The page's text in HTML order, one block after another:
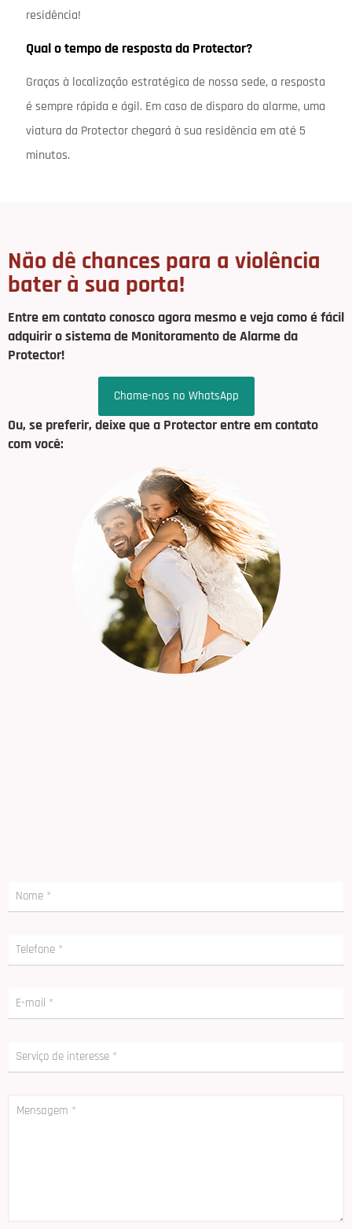
residência!
Qual o tempo de resposta da Protector?
Graças à localização estratégica de nossa sede, a resposta
é sempre rápida e ágil. Em caso de disparo do alarme, uma
viatura da Protector chegará à sua residência em até 5
minutos.
Não dê chances para a violência
bater à sua porta!
Entre em contato conosco agora mesmo e veja como é fácil
adquirir o sistema de Monitoramento de Alarme da
Protector!
Chame-nos no WhatsApp
Ou, se preferir, deixe que a Protector entre em contato
com você: